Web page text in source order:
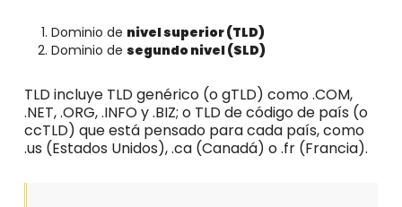
Dominio de nivel superior (TLD)
Dominio de segundo nivel (SLD)
TLD incluye TLD genérico (o gTLD) como .COM,
.NET, .ORG, .INFO y .BIZ; o TLD de código de país (o
ccTLD) que está pensado para cada país, como
.us (Estados Unidos), .ca (Canadá) o .fr (Francia).